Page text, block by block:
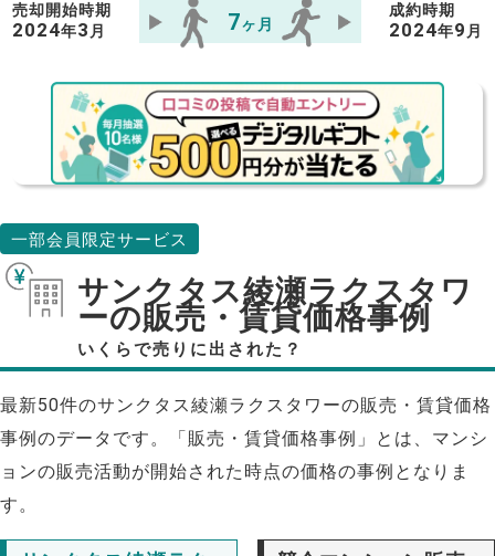
売却開始時期
2024年3 月 7ヶ月
成約時期
2024年9 月
一部会員限定サービス
サンクタス綾瀬ラクスタワ
ーの販売・賃貸価格事例
いくらで売りに出された？
最新50件のサンクタス綾瀬ラクスタワーの販売・賃貸価格
事例のデータです。「販売・賃貸価格事例」とは、マンシ
ョンの販売活動が開始された時点の価格の事例となりま
す。